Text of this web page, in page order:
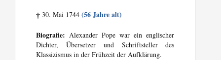
† 30. Mai 1744(56 Jahre alt)
Biografie: Alexander Pope war ein englischer
Dichter, Übersetzer und Schriftsteller des
Klassizismus in der Frühzeit der Aufklärung.